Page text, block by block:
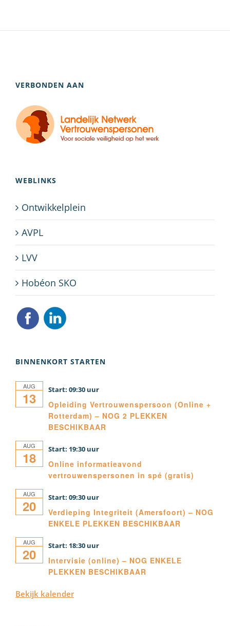
VERBONDEN AAN
WEBLINKS
Ontwikkelplein
AVPL
LVV
Hobéon SKO
BINNENKORT STARTEN
AUG
13 09:30
Opleiding Vertrouwenspersoon (Online +
Rotterdam) – NOG 2 PLEKKEN
BESCHIKBAAR
AUG
18 19:30
Online informatieavond
vertrouwenspersonen in spé (gratis)
AUG
20 09:30
Verdieping Integriteit (Amersfoort) – NOG
ENKELE PLEKKEN BESCHIKBAAR
AUG
20 18:30
Intervisie (online) – NOG ENKELE
PLEKKEN BESCHIKBAAR
Bekijk kalender